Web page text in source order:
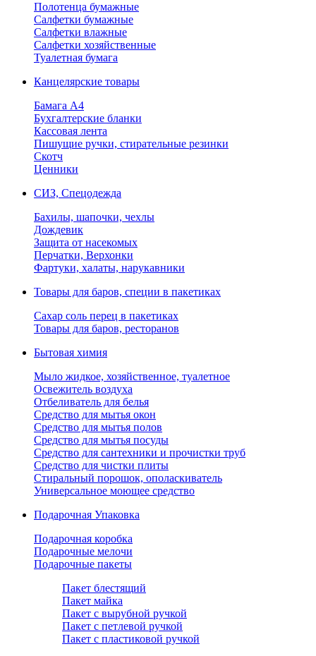
Полотенца бумажные
Салфетки бумажные
Салфетки влажные
Салфетки хозяйственные
Туалетная бумага
Канцелярские товары
Бамага А4
Бухгалтерские бланки
Кассовая лента
Пишущие ручки, стирательные резинки
Скотч
Ценники
СИЗ, Спецодежда
Бахилы, шапочки, чехлы
Дождевик
Защита от насекомых
Перчатки, Верхонки
Фартуки, халаты, нарукавники
Товары для баров, специи в пакетиках
Сахар соль перец в пакетиках
Товары для баров, ресторанов
Бытовая химия
Мыло жидкое, хозяйственное, туалетное
Освежитель воздуха
Отбеливатель для белья
Средство для мытья окон
Средство для мытья полов
Средство для мытья посуды
Средство для сантехники и прочистки труб
Средство для чистки плиты
Стиральный порошок, ополаскиватель
Универсальное моющее средство
Подарочная Упаковка
Подарочная коробка
Подарочные мелочи
Подарочные пакеты
Пакет блестящий
Пакет майка
Пакет с вырубной ручкой
Пакет с петлевой ручкой
Пакет с пластиковой ручкой